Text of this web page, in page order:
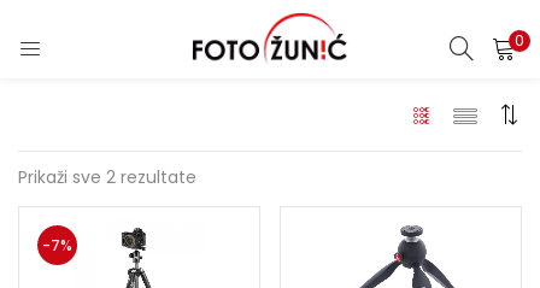
0
Prikaži sve 2 rezultate
-7%